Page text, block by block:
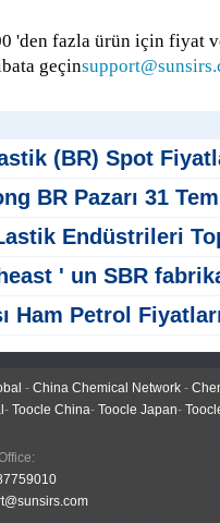
'den fazla ürün için fiyat
geçin
Derinlemli Analizi (4
'da Aşağı Basınçla Karşıya Çıkıyor
Emtia İstihbaratı (29 Temmuz
fabrika dışı fiyat indiriminin
Geriledi; Çin BR Piyasası
- China Chemical Network -
- Toocle China- Toocle Japan-
Office: